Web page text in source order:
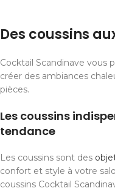
Des coussins
Cocktail Scandinave vous
créer des ambiances
pièces.
Les coussins
tendance
Les coussins sont des
confort et style à votre
coussins Cocktail